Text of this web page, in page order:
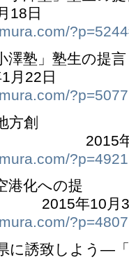
日
塾」塾生の提
22日
?p=5077
方創
11月
?p=4921
港化への提
10月30
?p=4807
に誘致しよう―